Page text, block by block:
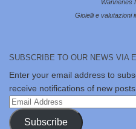
Wannenes
Gioielli e valutazioni
SUBSCRIBE TO OUR NEWS VIA
Enter your email address to
receive notifications of new posts
Email
Address
Subscribe